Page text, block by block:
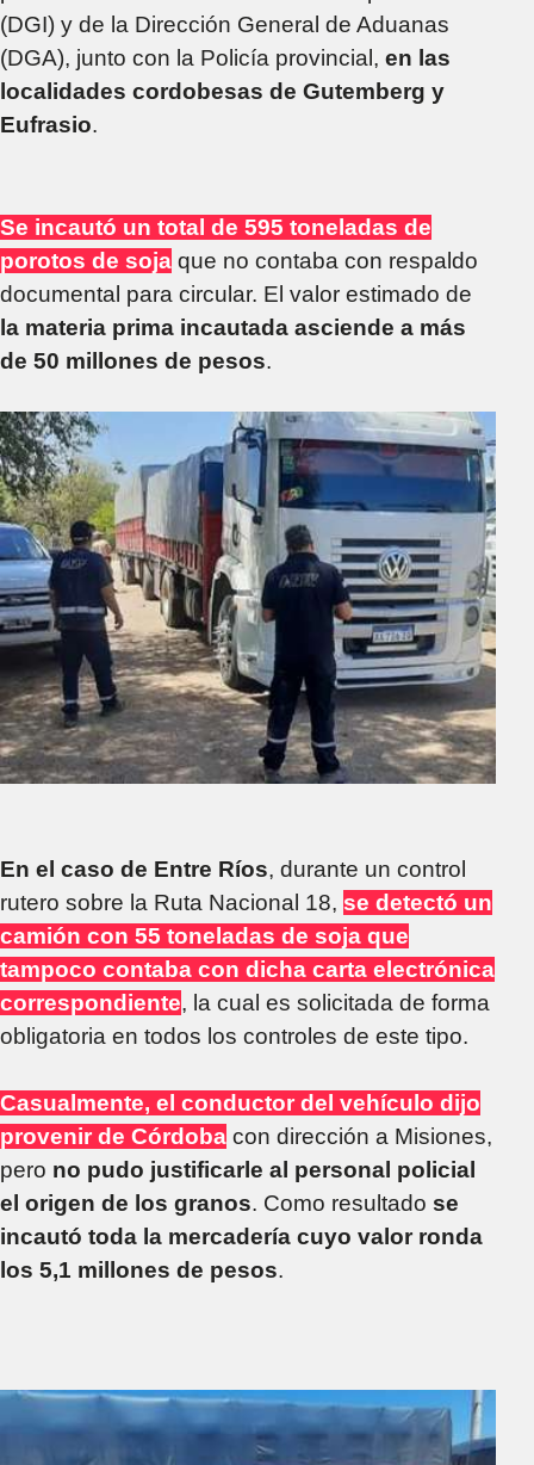
(DGI) y de la Dirección General de Aduanas
(DGA), junto con la Policía provincial, en las
localidades cordobesas de Gutemberg y
Eufrasio.
Se incautó un total de 595 toneladas de
porotos de soja que no contaba con respaldo
documental para circular. El valor estimado de
la materia prima incautada asciende a más
de 50 millones de pesos.
En el caso de Entre Ríos, durante un control
rutero sobre la Ruta Nacional 18, se detectó un
camión con 55 toneladas de soja que
tampoco contaba con dicha carta electrónica
correspondiente, la cual es solicitada de forma
obligatoria en todos los controles de este tipo.
Casualmente, el conductor del vehículo dijo
provenir de Córdoba con dirección a Misiones,
pero no pudo justificarle al personal policial
el origen de los granos. Como resultado se
incautó toda la mercadería cuyo valor ronda
los 5,1 millones de pesos.